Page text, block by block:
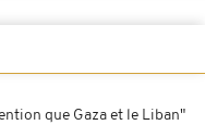
que Gaza et le Liban"